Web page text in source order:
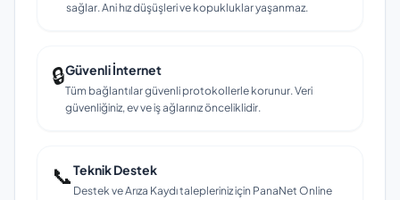
sağlar. Ani hız düşüşleri ve kopukluklar yaşanmaz.
🔒Güvenli İnternet
Tüm bağlantılar güvenli protokollerle korunur. Veri
güvenliğiniz, ev ve iş ağlarınız önceliklidir.
📞Teknik Destek
Destek ve Arıza Kaydı talepleriniz için PanaNet Online